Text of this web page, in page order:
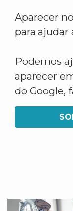
Aparecer
para ajudar
Podemos
aparecer
do Google,